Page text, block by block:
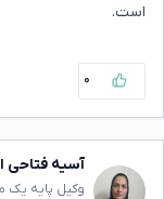
است.
۰
آسیه فتاحی
وکیل پایه یک